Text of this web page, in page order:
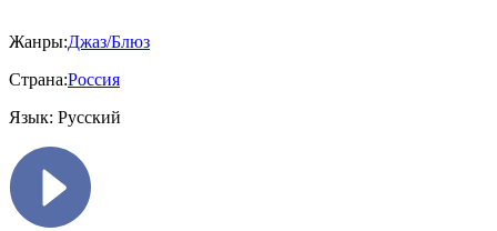
Жанры:Джаз/Блюз
Страна:Россия
Язык: Русский